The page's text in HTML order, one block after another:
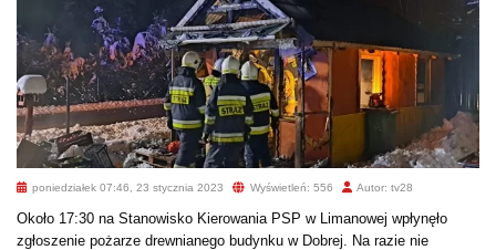
poniedziałek 07:46, 23 stycznia 2023 Wyświetleń: 556 Autor: tv28
Około 17:30 na Stanowisko Kierowania PSP w Limanowej wpłynęło
zgłoszenie pożarze drewnianego budynku w Dobrej. Na razie nie